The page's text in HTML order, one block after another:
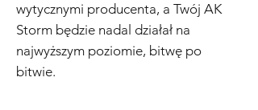
wytycznymi producenta, a Twój AK
Storm będzie nadal działał na
najwyższym poziomie, bitwę po
bitwie.